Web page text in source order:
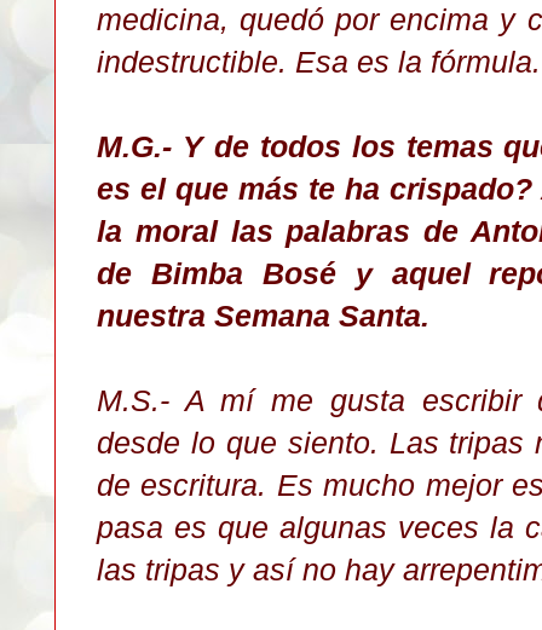
medicina, quedó por encima y
indestructible. Esa es la fórmula.
M.G.- Y de todos los temas
es el que más te ha
la moral las palabras de
de Bimba Bosé y aquel
nuestra Semana Santa.
M.S.- A mí me gusta
desde lo que siento. Las tripas
de escritura. Es mucho mejor
pasa es que algunas veces la
las tripas y así no hay